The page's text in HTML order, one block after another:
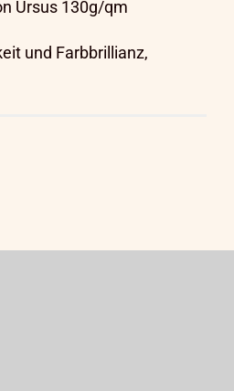
Ursus 130g/qm
und Farbbrillianz,